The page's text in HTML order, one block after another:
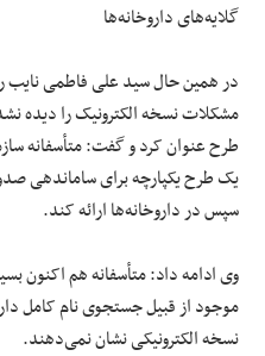
گلایه‌های داروخانه‌ها
در همین حال سید علی فاطمی نایب
مشکلات نسخه الکترونیک را دیده
طرح عنوان کرد و گفت: متأسفانه
یک طرح یکپارچه برای ساماندهی
سپس در داروخانه‌ها ارائه کند.
وی ادامه داد: متأسفانه هم اکنون
موجود از قبیل جستجوی نام کامل
نسخه الکترونیکی نشان نمی‌دهند.